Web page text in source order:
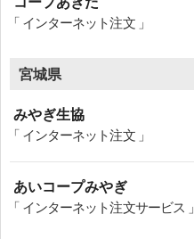
「 インターネット注文 」
宮城県
みやぎ生協
「 インターネット注文 」
あいコープみやぎ
「 インターネット注文サービス 」